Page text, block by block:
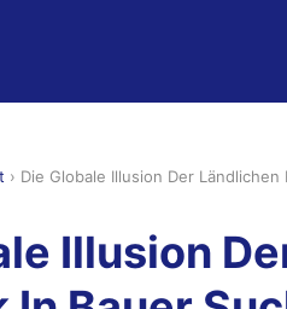
› Die Globale Illusion Der Ländlichen
Illusion